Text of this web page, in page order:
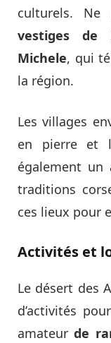
culturels. Ne
vestiges de
Michele, qui
la région.
Les villages
en pierre et
également un
traditions
ces lieux pour
Activités et
Le désert des
d’activités
amateurde